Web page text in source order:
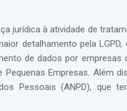
jurídica à atividade de
detalhamento pela LGPD,
de dados por empresas
Empresas. Além
Pessoais (ANPD), que